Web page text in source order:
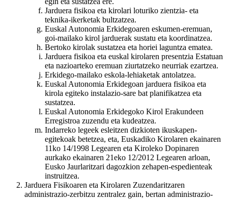
Jarduera fisikoa eta kirolari loturiko zientzia- eta
teknika-ikerketak bultzatzea.
Euskal Autonomia Erkidegoaren eskumen-eremuan,
goi-mailako kirol jarduerak sustatu eta koordinatzea.
Bertoko kirolak sustatzea eta horiei laguntza ematea.
Jarduera fisikoa eta euskal kirolaren presentzia Estatuan
eta nazioarteko eremuan ziurtatzeko neurriak ezartzea.
Erkidego-mailako eskola-lehiaketak antolatzea.
Euskal Autonomia Erkidegoan jarduera fisikoa eta
kirola egiteko instalazio-sare bat planifikatzea eta
sustatzea.
Euskal Autonomia Erkidegoko Kirol Erakundeen
Erregistroa zuzendu eta kudeatzea.
Indarreko legeek esleitzen dizkioten ikuskapen-
egitekoak betetzea, eta, Euskadiko Kirolaren ekainaren
11ko 14/1998 Legearen eta Kiroleko Dopinaren
aurkako ekainaren 21eko 12/2012 Legearen arloan,
Eusko Jaurlaritzari dagozkion zehapen-espedienteak
instruitzea.
Jarduera Fisikoaren eta Kirolaren Zuzendaritzaren
administrazio-zerbitzu zentralez gain, bertan administrazio-